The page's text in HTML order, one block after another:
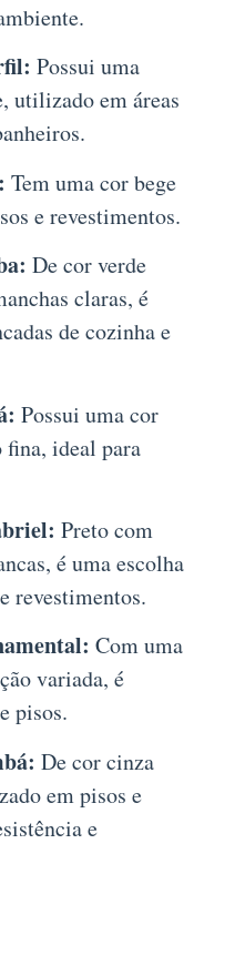
Possui uma
utilizado em áreas
Tem uma cor bege
e revestimentos.
De cor verde
claras, é
de cozinha e
Possui uma cor
fina, ideal para
Preto com
é uma escolha
revestimentos.
Com uma
variada, é
pisos.
De cor cinza
em pisos e
e